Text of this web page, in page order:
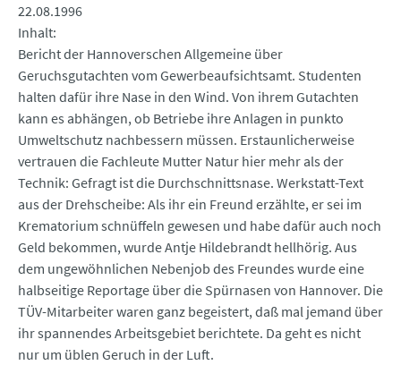
22.08.1996
Inhalt
Bericht der Hannoverschen Allgemeine über
Geruchsgutachten vom Gewerbeaufsichtsamt. Studenten
halten dafür ihre Nase in den Wind. Von ihrem Gutachten
kann es abhängen, ob Betriebe ihre Anlagen in punkto
Umweltschutz nachbessern müssen. Erstaunlicherweise
vertrauen die Fachleute Mutter Natur hier mehr als der
Technik: Gefragt ist die Durchschnittsnase. Werkstatt-Text
aus der Drehscheibe: Als ihr ein Freund erzählte, er sei im
Krematorium schnüffeln gewesen und habe dafür auch noch
Geld bekommen, wurde Antje Hildebrandt hellhörig. Aus
dem ungewöhnlichen Nebenjob des Freundes wurde eine
halbseitige Reportage über die Spürnasen von Hannover. Die
TÜV-Mitarbeiter waren ganz begeistert, daß mal jemand über
ihr spannendes Arbeitsgebiet berichtete. Da geht es nicht
nur um üblen Geruch in der Luft.